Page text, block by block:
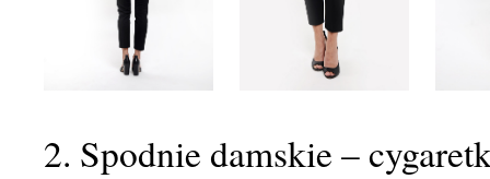
2. Spodnie damskie –